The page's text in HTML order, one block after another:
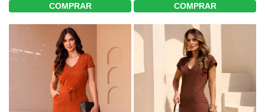
COMPRAR COMPRAR